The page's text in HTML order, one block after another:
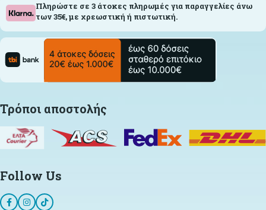
Πληρώστε σε 3 άτοκες πληρωμές για παραγγελίες άνω
των 35€, με χρεωστική ή πιστωτική.
Τρόποι αποστολής
Follow Us